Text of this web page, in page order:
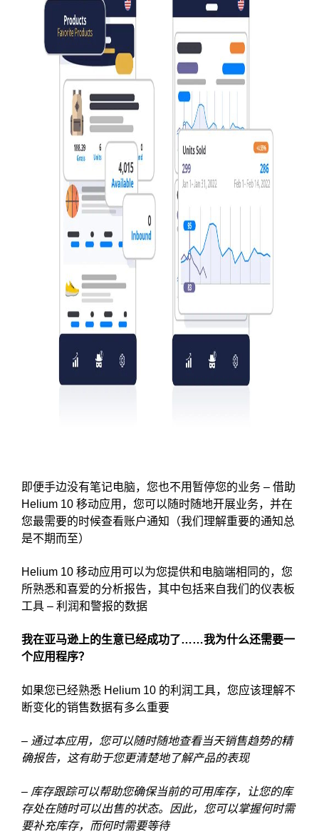
即便手边没有笔记电脑，您也不用暂停您的业务 – 借助
Helium 10 移动应用，您可以随时随地开展业务，并在
您最需要的时候查看账户通知（我们理解重要的通知总
是不期而至）
Helium 10 移动应用可以为您提供和电脑端相同的，您
所熟悉和喜爱的分析报告，其中包括来自我们的仪表板
工具 – 利润和警报的数据
我在亚马逊上的生意已经成功了……我为什么还需要一
个应用程序？
如果您已经熟悉 Helium 10 的利润工具，您应该理解不
断变化的销售数据有多么重要
– 通过本应用，您可以随时随地查看当天销售趋势的精
确报告，这有助于您更清楚地了解产品的表现
– 库存跟踪可以帮助您确保当前的可用库存，让您的库
存处在随时可以出售的状态。因此，您可以掌握何时需
要补充库存，而何时需要等待